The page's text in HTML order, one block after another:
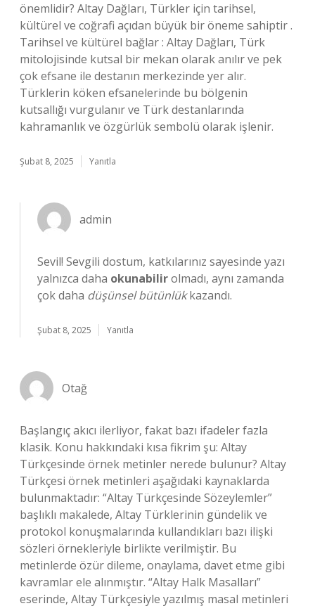
önemlidir? Altay Dağları, Türkler için tarihsel,
kültürel ve coğrafi açıdan büyük bir öneme sahiptir .
Tarihsel ve kültürel bağlar : Altay Dağları, Türk
mitolojisinde kutsal bir mekan olarak anılır ve pek
çok efsane ile destanın merkezinde yer alır.
Türklerin köken efsanelerinde bu bölgenin
kutsallığı vurgulanır ve Türk destanlarında
kahramanlık ve özgürlük sembolü olarak işlenir.
Şubat 8, 2025 Yanıtla
admin
Sevil! Sevgili dostum, katkılarınız sayesinde yazı
yalnızca daha okunabilirolmadı, aynı zamanda
çok daha düşünsel bütünlükkazandı.
Şubat 8, 2025 Yanıtla
Otağ
Başlangıç akıcı ilerliyor, fakat bazı ifadeler fazla
klasik. Konu hakkındaki kısa fikrim şu: Altay
Türkçesinde örnek metinler nerede bulunur? Altay
Türkçesi örnek metinleri aşağıdaki kaynaklarda
bulunmaktadır: “Altay Türkçesinde Sözeylemler”
başlıklı makalede, Altay Türklerinin gündelik ve
protokol konuşmalarında kullandıkları bazı ilişki
sözleri örnekleriyle birlikte verilmiştir. Bu
metinlerde özür dileme, onaylama, davet etme gibi
kavramlar ele alınmıştır. “Altay Halk Masalları”
eserinde, Altay Türkçesiyle yazılmış masal metinleri